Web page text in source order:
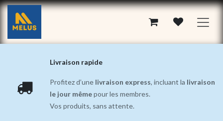
Se rendre au contenu
Livraison rapide
Profitez d’une livraison express, incluant la livraison
le jour mêmepour les membres.
Vos produits, sans attente.